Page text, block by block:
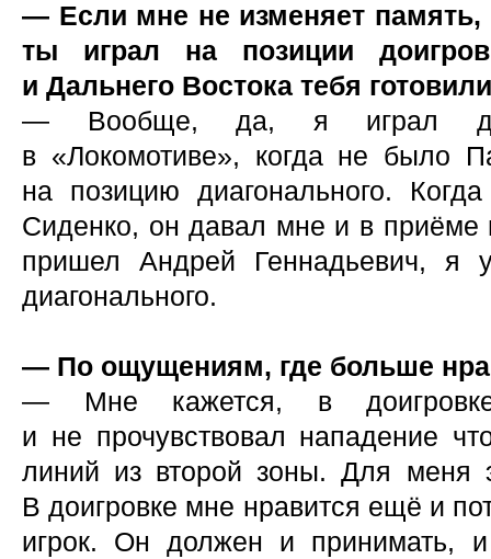
— Если мне не изменяет
ты играл на позиции
и Дальнего Востока тебя
— Вообще, да, я играл
в «Локомотиве», когда не было
на позицию диагонального.
Сиденко, он давал мне и в приёме
пришел Андрей Геннадьевич, я
диагонального.
— По ощущениям, где больше
— Мне кажется, в
и не прочувствовал нападение
линий из второй зоны. Для меня
В доигровке мне нравится ещё и
игрок. Он должен и принимать, и